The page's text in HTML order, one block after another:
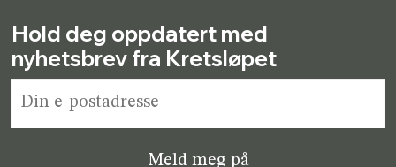
Hold deg oppdatert med
nyhetsbrev fra Kretsløpet